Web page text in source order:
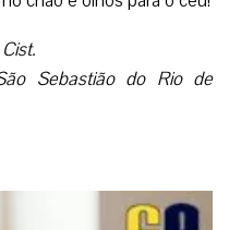
educa a fazer a vontade
da Igreja, pelo êxito da
é nossa padroeira, e rezar
Deus, para que sejamos